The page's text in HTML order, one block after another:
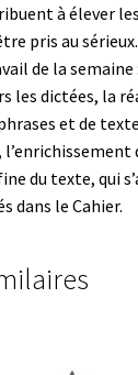
à élever
pris au
de la semaine
les dictées, la
et de
l’enrichissement
du texte, qui
dans le Cahier.